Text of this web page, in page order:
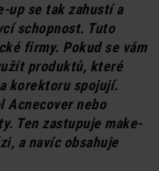
up se tak zahustí a
schopnost. Tuto
firmy. Pokud se vám
produktů, které
korektoru spojují.
Acnecovernebo
. Ten zastupuje make-
a navíc obsahuje